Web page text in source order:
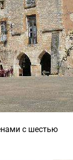
с шестью